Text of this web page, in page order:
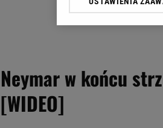
Neymar w końcu
[WIDEO]
Klikając „Akceptuję”
Zaufanych Partnerów i
My, nasi Zaufani
Użycie dokładnych